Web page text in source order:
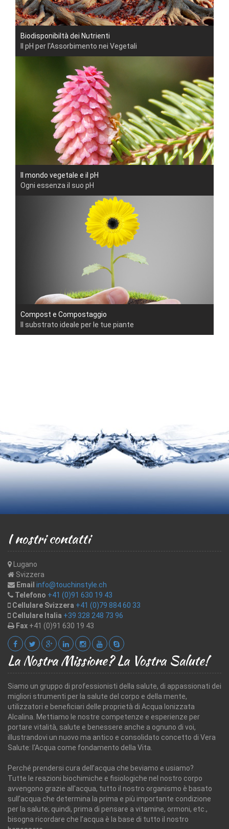
Biodisponibiltà dei Nutrienti
Il pH per l'Assorbimento nei Vegetali
Il mondo vegetale e il pH
Ogni essenza il suo pH
Compost e Compostaggio
Il substrato ideale per le tue piante
I nostri contatti
Lugano
Svizzera
Email info@touchinstyle.ch
Telefono +41 (0)91 630 19 43
Cellulare Svizzera +41 (0)79 884 60 33
Cellulare Italia +39 328 248 73 96
Fax +41 (0)91 630 19 43
La Nostra Missione? La Vostra Salute!
Siamo un gruppo di professionisti della salute, di appassionati dei
migliori strumenti per la salute del corpo e della mente,
utilizzatori e beneficiari delle proprietà di Acqua Ionizzata
Alcalina. Mettiamo le nostre competenze e esperienze per
portare vitalità, salute e benessere anche a ognuno di voi,
illustrandovi un nuovo ma antico e consolidato concetto di Vera
Salute: l'Acqua come fondamento della Vita.
Perché prendersi cura dell’acqua che beviamo e usiamo?
Tutte le reazioni biochimiche e fisiologiche nel nostro corpo
avvengono grazie all'acqua, tutto il nostro organismo è basato
sull’acqua che determina la prima e più importante condizione
per la salute; quindi, prima di pensare a vitamine, ormoni, etc.,
bisogna ricordare che l’acqua è la base di tutto il nostro